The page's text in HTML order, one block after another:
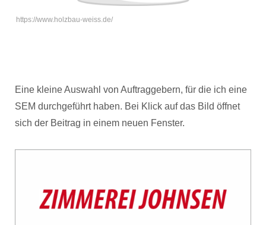
https://www.holzbau-weiss.de/
Eine kleine Auswahl von Auftraggebern, für die ich eine
SEM durchgeführt haben. Bei Klick auf das Bild öffnet
sich der Beitrag in einem neuen Fenster.